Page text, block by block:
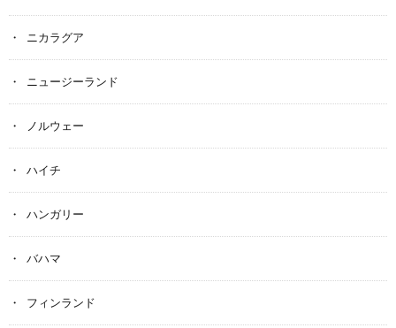
ニカラグア
ニュージーランド
ノルウェー
ハイチ
ハンガリー
バハマ
フィンランド